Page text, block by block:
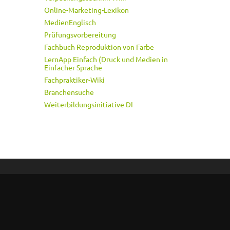
Online-Marketing-Lexikon
MedienEnglisch
Prüfungsvorbereitung
Fachbuch Reproduktion von Farbe
LernApp Einfach (Druck und Medien in
Einfacher Sprache
Fachpraktiker-Wiki
Branchensuche
Weiterbildungsinitiative DI